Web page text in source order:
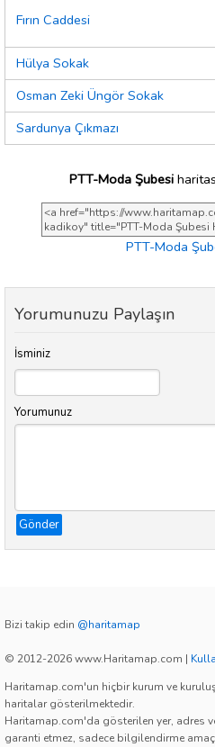
Fırın Caddesi
Hülya Sokak
Osman Zeki Üngör Sokak
Sardunya Çıkmazı
PTT-Moda Şubesi
PTT-Moda
Yorumunuzu Paylaşın
İsminiz
Yorumunuz
Gönder
Bizi takip edin @haritamap
© 2012-2026 www.Haritamap.com |
Haritamap.com'un hiçbir kurum ve
haritalar gösterilmektedir.
Haritamap.com'da gösterilen yer, adres
garanti etmez, sadece bilgilendirme